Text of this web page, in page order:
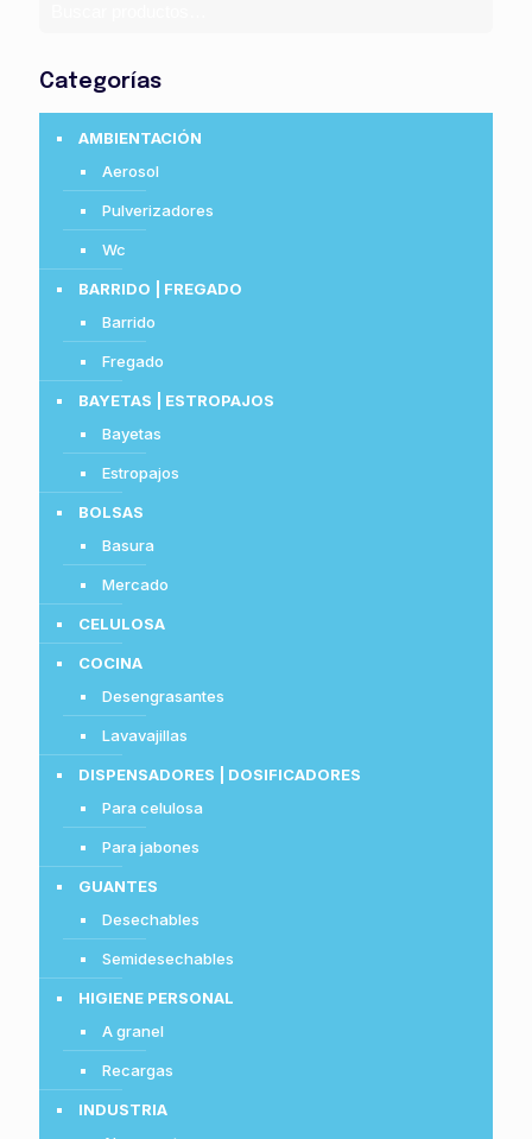
Categorías
AMBIENTACIÓN
Aerosol
Pulverizadores
Wc
BARRIDO | FREGADO
Barrido
Fregado
BAYETAS | ESTROPAJOS
Bayetas
Estropajos
BOLSAS
Basura
Mercado
CELULOSA
COCINA
Desengrasantes
Lavavajillas
DISPENSADORES | DOSIFICADORES
Para celulosa
Para jabones
GUANTES
Desechables
Semidesechables
HIGIENE PERSONAL
A granel
Recargas
INDUSTRIA